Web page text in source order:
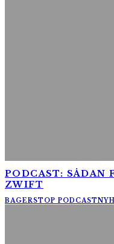
PODCAST: SÅDAN
ZWIFT
BAGERSTOP PODCAST